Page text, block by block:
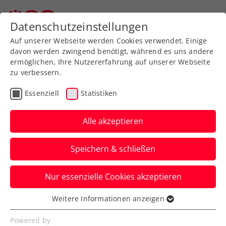
Aktuelle News
News filtern
Datenschutzeinstellungen
Auf unserer Webseite werden Cookies verwendet. Einige
davon werden zwingend benötigt, während es uns andere
ermöglichen, Ihre Nutzererfahrung auf unserer Webseite
zu verbessern.
Essenziell Statistiken
Alle akzeptieren
Speichern & schließen
Nur essenzielle Cookies akzeptieren
Essenziell
Essenzielle Cookies werden für grundlegende
Weitere Informationen anzeigen
Powered by